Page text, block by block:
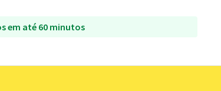
em até 60 minutos